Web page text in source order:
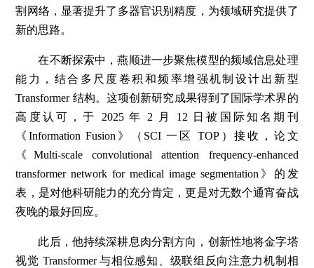
割网络，显著提升了多器官识别精度，为领域研究提供了
新的思路。
在不断探索中，燕顺进一步聚焦模型的频域信息处理
能力，结合多尺度卷积和频率增强机制设计出新型
Transformer 结构。这项创新研究成果得到了国际学术界的
高度认可，于 2025 年 2 月 12 日被国际知名期刊
《Information Fusion》（SCI 一区 TOP）接收，论文
《Multi-scale convolutional attention frequency-enhanced
transformer network for medical image segmentation》的发
表，是对他科研能力的充分肯定，更是对无数个通宵奋战
夜晚的最好回应。
此后，他持续深耕息肉分割方向，创新性地将金字塔
视觉 Transformer 与相位感知、级联组反向注意力机制相